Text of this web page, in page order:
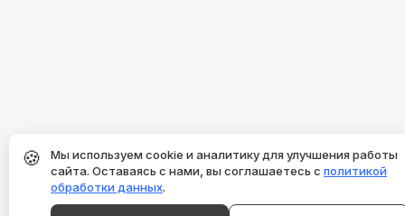
🍪
Мы используем cookie и аналитику для улучшения работы
сайта. Оставаясь с нами, вы соглашаетесь с политикой
обработки данных.